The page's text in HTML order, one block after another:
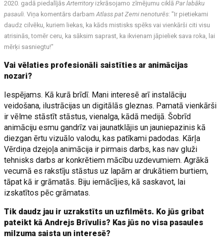
2020. gadā piedalījāsArterritory izkrāsojamo zīmējumu ciklā Par labāku
pasauli. Viņa komentārs darbamAtlass pat Zemi nenoturēs: "Ir pietiekami
daudz cilvēku, kuriem liekas, ka kāds mistisks spēks vai vienkārši citi visu
atrisinās, tomēr ceru, ka sāksim saprast, ka ikvienam jāpieliek sava roka, lai
mērķi sasniegtu!"
Vai vēlaties profesionāli saistīties ar animācijas
nozari?
Iespējams. Kā kurā brīdī. Mani interesē arī instalāciju
veidošana, ilustrācijas un digitālās gleznas. Pamatā vienkārši
ir vēlme stāstīt stāstus, vienalga, kādā medijā. Šobrīd
animāciju esmu gandrīz vai jaunatklājis un jauniepazinis kā
diezgan ērtu vizuālo valodu, kas patīkami padodas. Kārļa
Vērdiņa dzejoļa animācija ir pirmais darbs, kas nav gluži
tehnisks darbs ar konkrētiem mācību uzdevumiem. Agrākā
vecumā es rakstīju stāstus uz lapām ar drukātiem burtiem,
tāpat kā ir grāmatās. Biju iemācījies, kā saskavot, lai
izskatītos pēc grāmatas.
Tik daudz jau ir uzrakstīts un uzfilmēts. Ko jūs gribat
pateikt kā Andrejs Brīvulis? Kas jūs no visa pasaules
milzuma saista un interesē?